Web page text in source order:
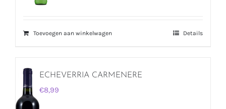
Toevoegen aan winkelwagen Details
ECHEVERRIA CARMENERE
€8,99